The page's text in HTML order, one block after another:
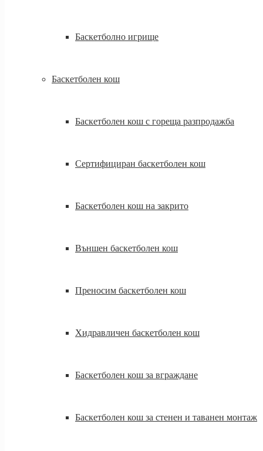
Баскетболно игрище
Баскетболен кош
Баскетболен кош с гореща разпродажба
Сертифициран баскетболен кош
Баскетболен кош на закрито
Външен баскетболен кош
Преносим баскетболен кош
Хидравличен баскетболен кош
Баскетболен кош за вграждане
Баскетболен кош за стенен и таванен монтаж